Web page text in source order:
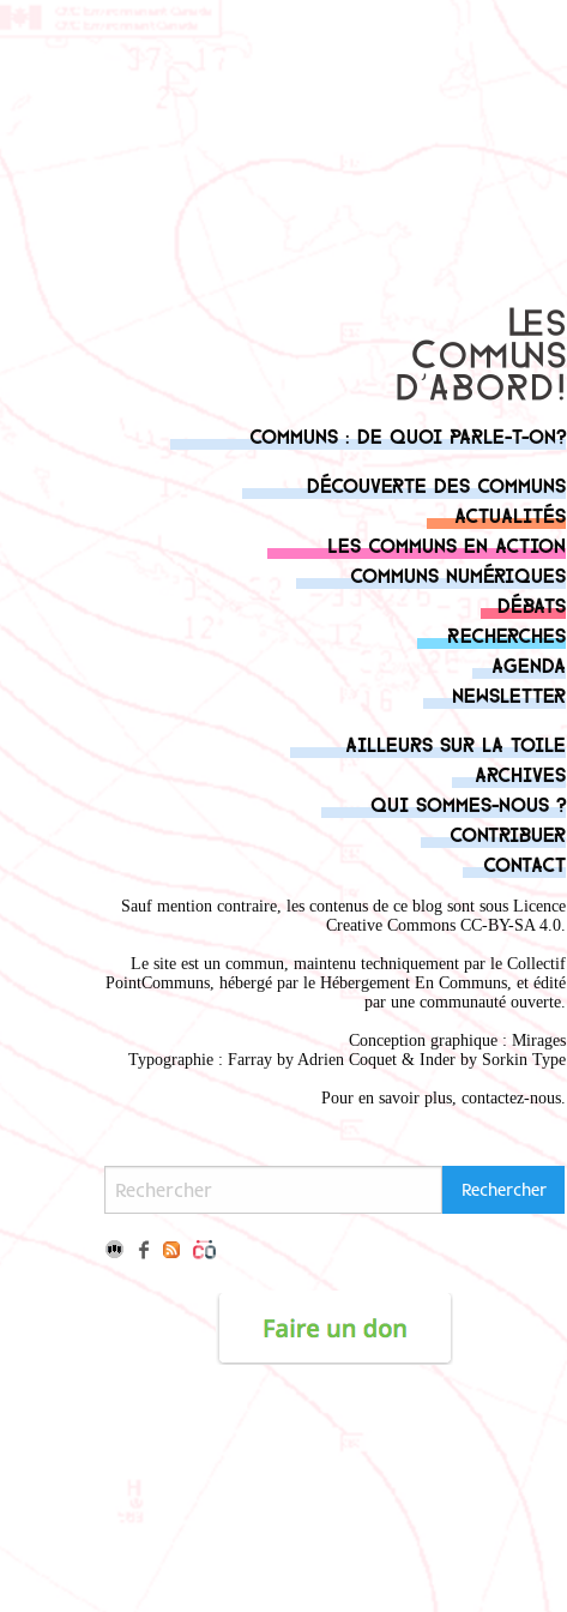
Communs : de quoi parle-t-on?
Découverte des communs
Actualités
Les communs en action
Communs numériques
Débats
Recherches
Agenda
Newsletter
Ailleurs sur la toile
Archives
Qui sommes-nous ?
Contribuer
Contact
Sauf mention contraire, les contenus de ce blog sont sous Licence
Creative Commons CC-BY-SA 4.0.
Le site est un commun, maintenu techniquement par le Collectif
PointCommuns, hébergé par le Hébergement En Communs, et édité
par une communauté ouverte.
Conception graphique : Mirages
Typographie : Farray by Adrien Coquet & Inder by Sorkin Type
Pour en savoir plus, contactez-nous.